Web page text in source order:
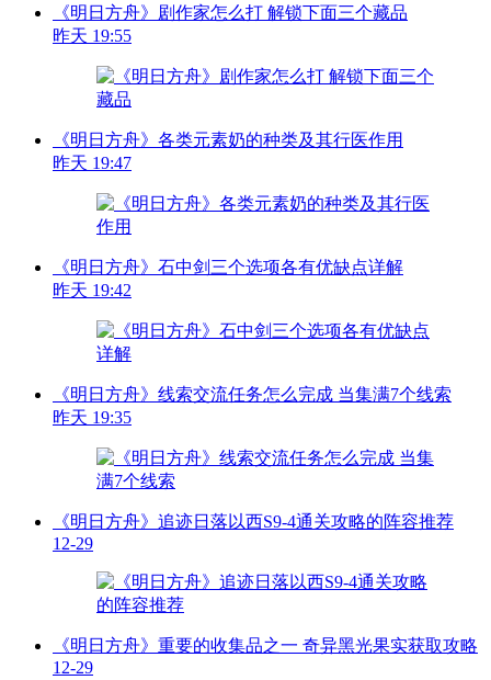
《明日方舟》剧作家怎么打 解锁下面三个藏品
昨天 19:55
《明日方舟》各类元素奶的种类及其行医作用
昨天 19:47
《明日方舟》石中剑三个选项各有优缺点详解
昨天 19:42
《明日方舟》线索交流任务怎么完成 当集满7个线索
昨天 19:35
《明日方舟》追迹日落以西S9-4通关攻略的阵容推荐
12-29
《明日方舟》重要的收集品之一 奇异黑光果实获取攻略
12-29